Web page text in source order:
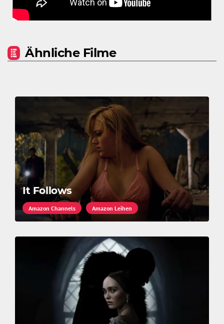
Ähnliche Filme
It Follows
Amazon Channels Amazon Leihen